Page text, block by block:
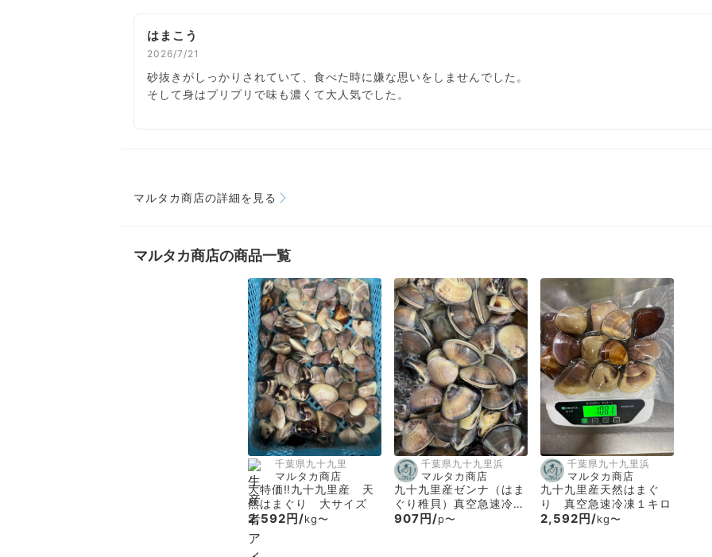
はまこう
2026/7/21
砂抜きがしっかりされていて、食べた時に嫌な思いをしませんでした。
そして身はプリプリで味も濃くて大人気でした。
マルタカ商店の詳細を見る
マルタカ商店の商品一覧
千葉県九十九里
マルタカ商店
大特価‼️九十九里産 天
然はまぐり 大サイズ
2,592円/kg〜
千葉県九十九里浜
マルタカ商店
九十九里産ゼンナ（はま
ぐり稚貝）真空急速冷
凍 1パック500g入り
907円/p〜
千葉県九十九里浜
マルタカ商店
九十九里産天然はまぐ
り 真空急速冷凍１キロ
2,592円/kg〜